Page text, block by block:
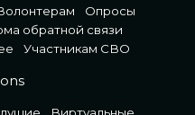
Опросы
обратной связи
Участникам СВО
Виртуальные